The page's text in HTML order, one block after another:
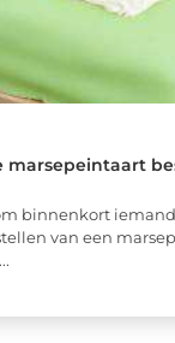
marsepeintaart
binnenkort iemand
van een